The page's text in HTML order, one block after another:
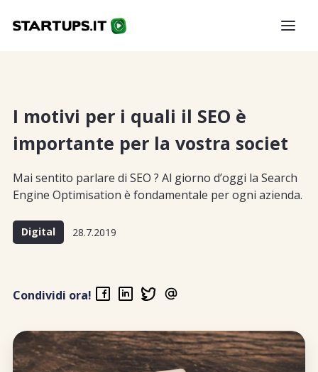
I motivi per i quali il SEO è
importante per la vostra societ
Mai sentito parlare di SEO ? Al giorno d’oggi la Search
Engine Optimisation è fondamentale per ogni azienda.
Digital 28.7.2019
Condividi ora!